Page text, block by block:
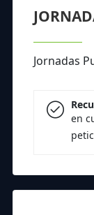
Jornadas
en